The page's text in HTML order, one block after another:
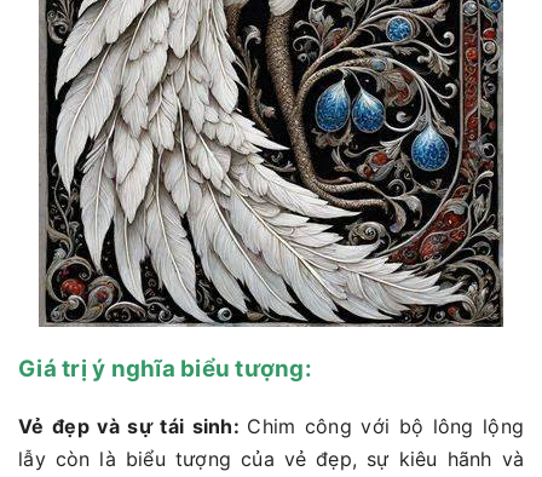
Giá trị ý nghĩa biểu tượng:
Vẻ đẹp và sự tái sinh: Chim công với bộ lông lộng
lẫy còn là biểu tượng của vẻ đẹp, sự kiêu hãnh và